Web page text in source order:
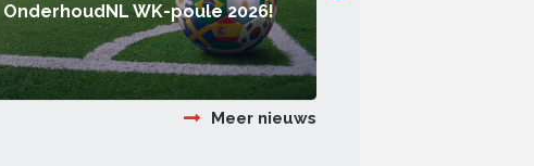
OnderhoudNL WK-poule 2026!
Meer nieuws